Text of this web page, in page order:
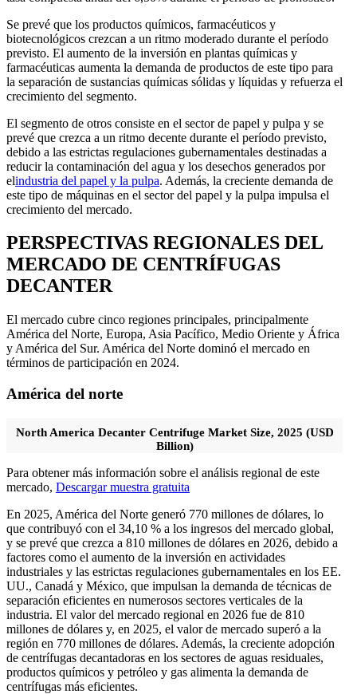
Se prevé que los productos químicos, farmacéuticos y
biotecnológicos crezcan a un ritmo moderado durante el período
previsto. El aumento de la inversión en plantas químicas y
farmacéuticas aumenta la demanda de productos de este tipo para
la separación de sustancias químicas sólidas y líquidas y refuerza el
crecimiento del segmento.
El segmento de otros consiste en el sector de papel y pulpa y se
prevé que crezca a un ritmo decente durante el período previsto,
debido a las estrictas regulaciones gubernamentales destinadas a
reducir la contaminación del agua y los desechos generados por
elindustria del papel y la pulpa. Además, la creciente demanda de
este tipo de máquinas en el sector del papel y la pulpa impulsa el
crecimiento del mercado.
PERSPECTIVAS REGIONALES DEL
MERCADO DE CENTRÍFUGAS
DECANTER
El mercado cubre cinco regiones principales, principalmente
América del Norte, Europa, Asia Pacífico, Medio Oriente y África
y América del Sur. América del Norte dominó el mercado en
términos de participación en 2024.
América del norte
North America Decanter Centrifuge Market Size, 2025 (USD
Billion)
Para obtener más información sobre el análisis regional de este
mercado, Descargar muestra gratuita
En 2025, América del Norte generó 770 millones de dólares, lo
que contribuyó con el 34,10 % a los ingresos del mercado global,
y se prevé que crezca a 810 millones de dólares en 2026, debido a
factores como el aumento de la inversión en actividades
industriales y las estrictas regulaciones gubernamentales en los EE.
UU., Canadá y México, que impulsan la demanda de técnicas de
separación eficientes en numerosos sectores verticales de la
industria. El valor del mercado regional en 2026 fue de 810
millones de dólares y, en 2025, el valor de mercado superó a la
región en 770 millones de dólares. Además, la creciente adopción
de centrífugas decantadoras en los sectores de aguas residuales,
productos químicos y petróleo y gas alimenta la demanda de
centrífugas más eficientes.